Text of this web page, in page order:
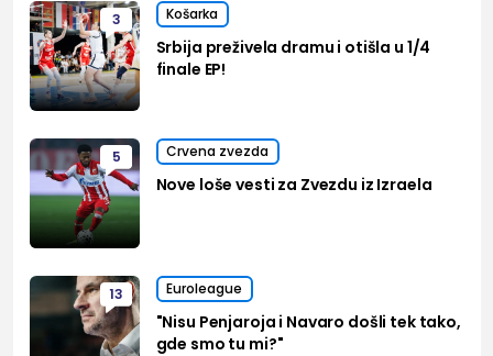
3 Košarka
Srbija preživela dramu i otišla u 1/4
finale EP!
5 Crvena zvezda
Nove loše vesti za Zvezdu iz Izraela
13 Euroleague
"Nisu Penjaroja i Navaro došli tek tako,
gde smo tu mi?"